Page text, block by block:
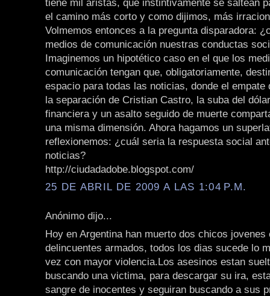
el camino más corto y como dijimos, más
Volmemos entonces a la pregunta disparadora:
medios de comunicación nuestras conductas
Imaginemos un hipotético caso en el que los
comunicación tengan que, obligatoriamente,
espacio para todas las noticias, donde el empate
la separación de Cristian Castro, la suba del
financiera y un asalto seguido de muerte
una misma dimensión. Ahora hagamos un
reflexionemos: ¿cuál seria la respuesta social
noticias?
http://ciudadadobe.blogspot.com/
25 DE ABRIL DE 2009 A LAS 1:04 P.M.
Anónimo dijo...
Hoy en Argentina han muerto dos chicos jovenes
delincuentes armados, todos los dias sucede lo
vez con mayor violencia.Los asesinos estan
buscando una victima, para descargar su ira,
sangre de inocentes y seguiran buscando a sus